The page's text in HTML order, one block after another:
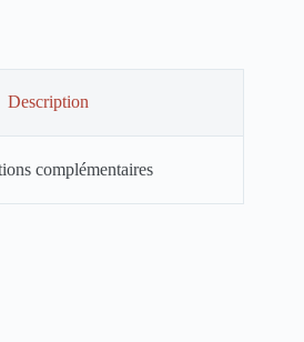
Description
complémentaires